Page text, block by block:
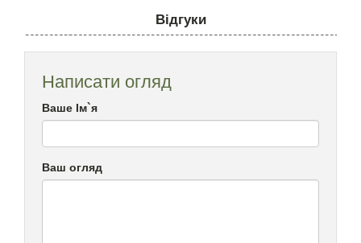
Відгуки
Написати огляд
Ваше Ім`я
Ваш огляд